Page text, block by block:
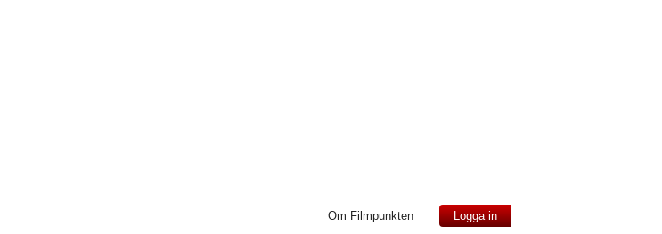
Om Filmpunkten Logga in